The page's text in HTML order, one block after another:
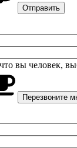
вы человек,